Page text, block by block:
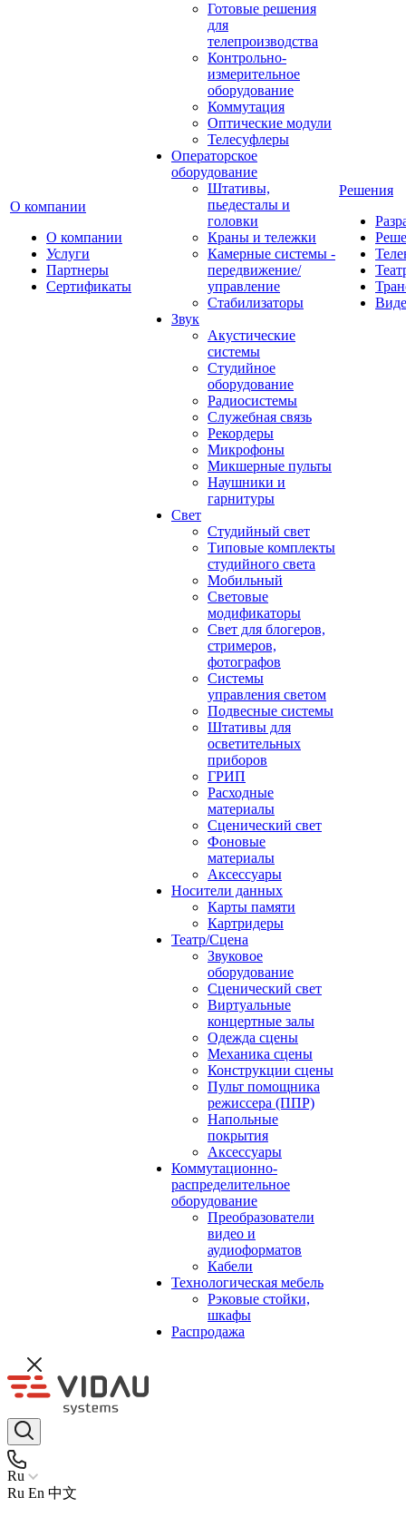
О компании
О компании
Услуги
Партнеры
Сертификаты
Готовые решения
для
телепроизводства
Контрольно-
измерительное
оборудование
Коммутация
Оптические модули
Телесуфлеры
Операторское
оборудование
Штативы,
пьедесталы и
головки
Краны и тележки
Камерные системы -
передвижение/
управление
Стабилизаторы
Звук
Акустические
системы
Студийное
оборудование
Радиосистемы
Служебная связь
Рекордеры
Микрофоны
Микшерные пульты
Наушники и
гарнитуры
Свет
Студийный свет
Типовые комплекты
студийного света
Мобильный
Световые
модификаторы
Свет для блогеров,
стримеров,
фотографов
Системы
управления светом
Подвесные системы
Штативы для
осветительных
приборов
ГРИП
Расходные
материалы
Сценический свет
Фоновые
материалы
Аксессуары
Носители данных
Карты памяти
Картридеры
Театр/Сцена
Звуковое
оборудование
Сценический свет
Виртуальные
концертные залы
Одежда сцены
Механика сцены
Конструкции сцены
Пульт помощника
режиссера (ППР)
Напольные
покрытия
Аксессуары
Коммутационно-
распределительное
оборудование
Преобразователи
видео и
аудиоформатов
Кабели
Технологическая мебель
Рэковые стойки,
шкафы
Распродажа
Решения
Ru
Ru En 中文